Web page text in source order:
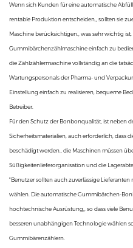
Wenn sich Kunden für eine automatische
rentable Produktion entscheiden,, sollten sie
Maschine berücksichtigen., was sehr wichtig
Gummibärchenzählmaschine einfach zu
die Zählzählermaschine vollständig an die
Wartungspersonals der Pharma- und
Einstellung einfach zu realisieren, bequeme
Betreiber.
Für den Schutz der Bonbonqualität, ist neben
Sicherheitsmaterialien, auch erforderlich, dass
beschädigt werden., die Maschinen müssen
Süßigkeitenlieferorganisation und die
"Benutzer sollten auch zuverlässige
wählen. Die automatische Gummibärchen-
hochtechnische Ausrüstung,, so dass viele
besseren unabhängigen Technologie wählen
Gummibärenzählern.